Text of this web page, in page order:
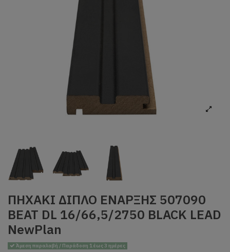
ΠΗΧΑΚΙ ΔΙΠΛΟ ΕΝΑΡΞΗΣ 507090
BEAT DL 16/66,5/2750 BLACK LEAD
NewPlan
Άμεση παραλαβή / Παράδοση 1 έως 3 ημέρες